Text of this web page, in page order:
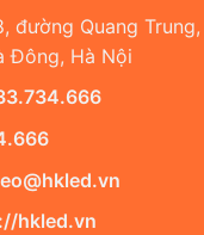
đường Quang
Đông, Hà Nội
hkled.vn